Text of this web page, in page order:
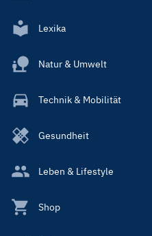
Lexika
Natur & Umwelt
Technik & Mobilität
Gesundheit
Leben & Lifestyle
Shop